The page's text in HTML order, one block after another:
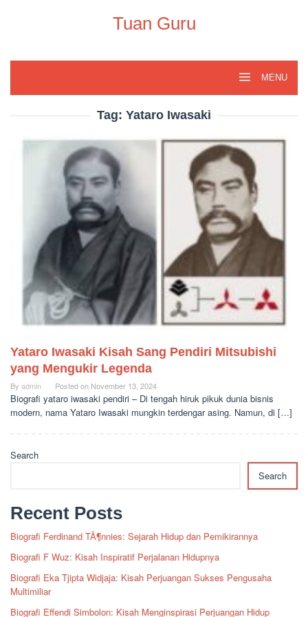
Tuan Guru
MENU
Tag: Yataro Iwasaki
Yataro Iwasaki Kisah Sang Pendiri Mitsubishi
yang Mengukir Legenda
By admin Posted on November 13, 2024
Biografi yataro iwasaki pendiri – Di tengah hiruk pikuk dunia bisnis
modern, nama Yataro Iwasaki mungkin terdengar asing. Namun, di […]
Search
Search
Recent Posts
Biografi Ferdinand TÃ¶nnies: Sejarah Hidup dan Pemikirannya
Biografi F Wuz: Kisah Inspiratif Perjalanan Hidupnya
Biografi Eka Tjipta Widjaja: Kisah Perjuangan Sukses Pengusaha
Multimiliar
Biografi Effendi Simbolon: Kisah Menginspirasi Perjuangan Hidup